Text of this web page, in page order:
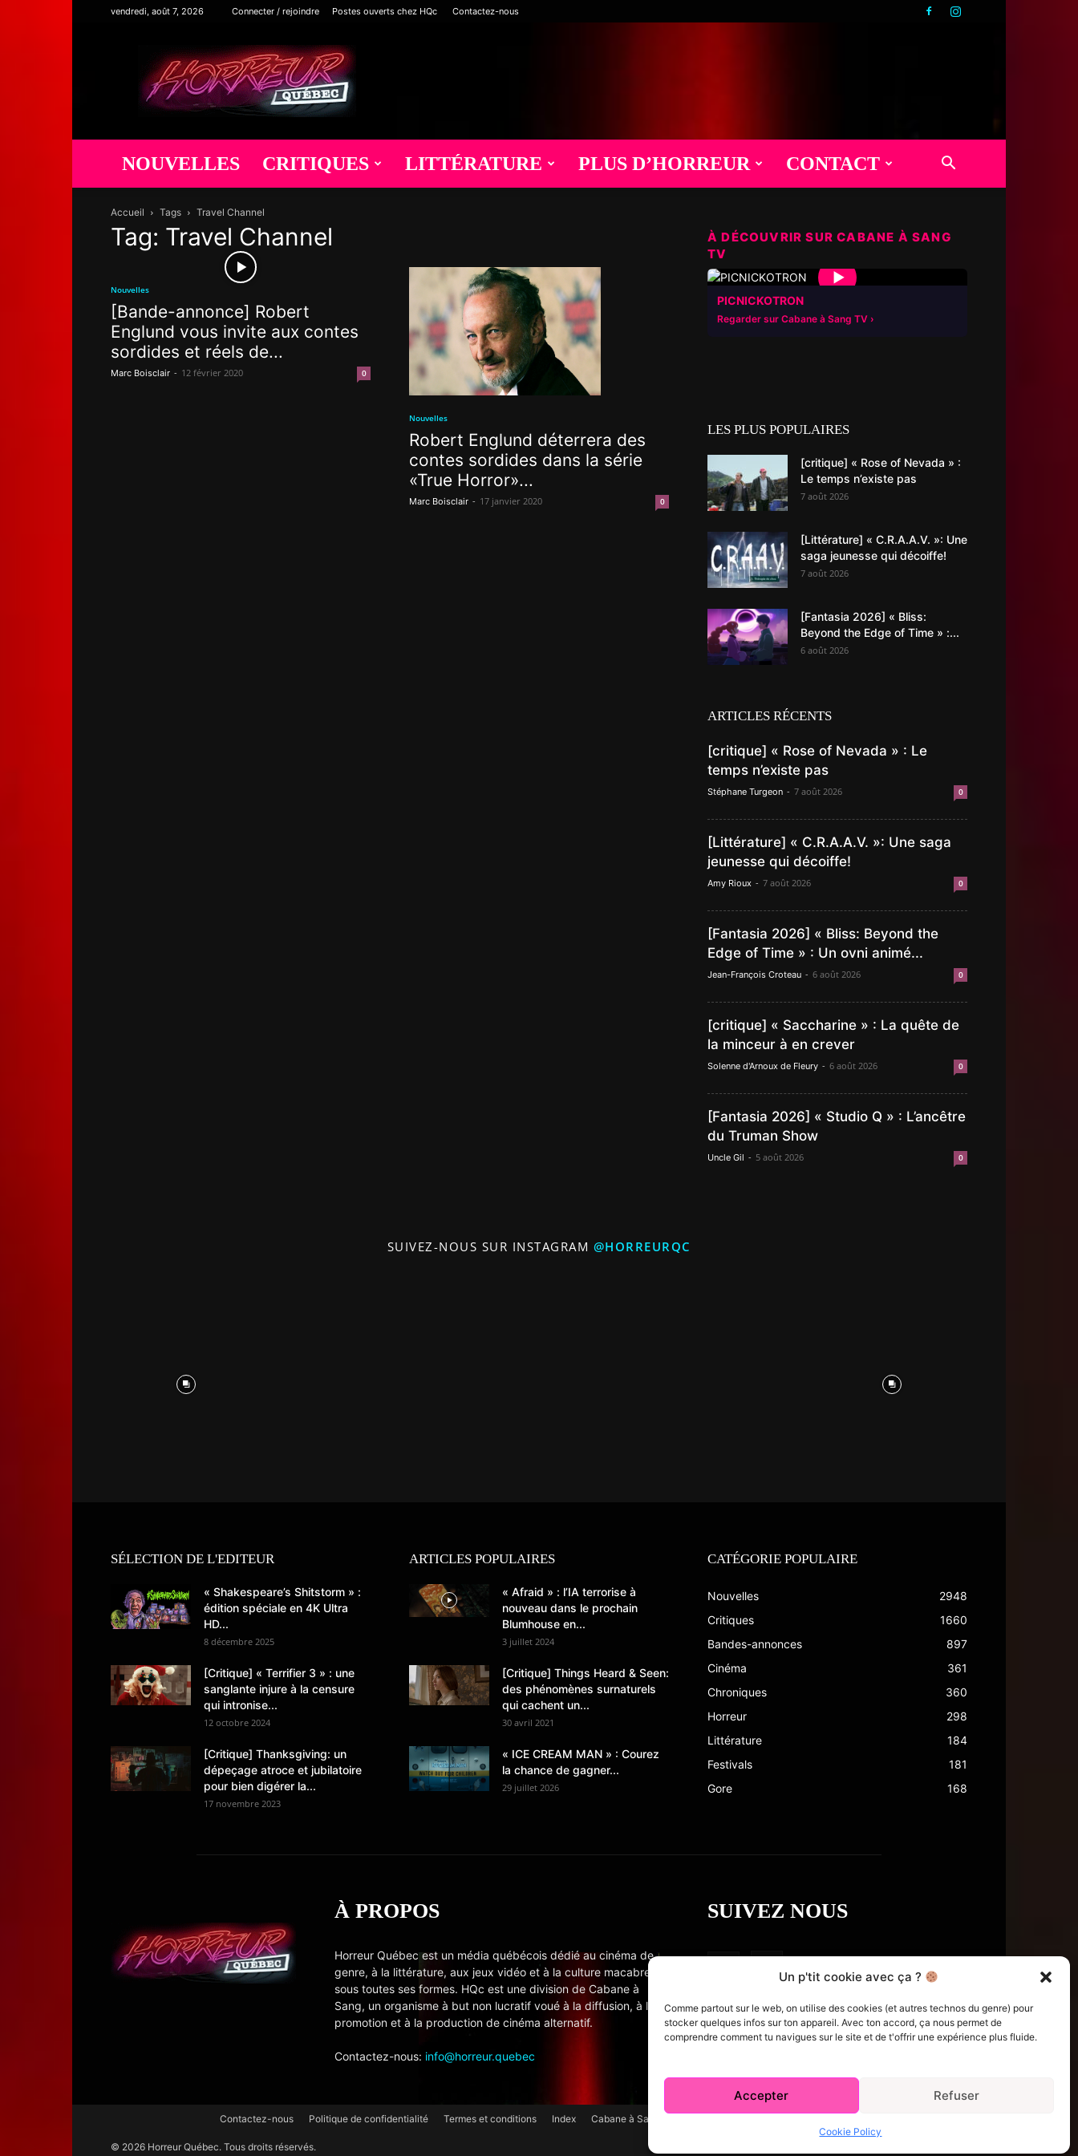
Un p'tit cookie avec ça ?
Comme partout sur le web, on utilise des cookies (et autres technos du genre) pour
stocker quelques infos sur ton appareil. Avec ton accord, ça nous permet de
comprendre comment tu navigues sur le site et de t'offrir une expérience plus fluide.
Accepter Refuser
Cookie Policy
vendredi, août 7, 2026 Connecter / rejoindre Postes ouverts chez HQc Contactez-nous
Horreur
Québec
NOUVELLES CRITIQUES LITTÉRATURE PLUS D’HORREUR CONTACT
Accueil Tags Travel Channel
Tag: Travel Channel
Nouvelles
[Bande-annonce] Robert
Englund vous invite aux contes
sordides et réels de...
Marc Boisclair - 12 février 2020 0
Nouvelles
Robert Englund déterrera des
contes sordides dans la série
«True Horror»...
Marc Boisclair - 17 janvier 2020 0
À DÉCOUVRIR SUR CABANE À SANG
TV
▶
PICNICKOTRON
Regarder sur Cabane à Sang TV
LES PLUS POPULAIRES
[critique] « Rose of Nevada » :
Le temps n’existe pas
7 août 2026
[Littérature] « C.R.A.A.V. »: Une
saga jeunesse qui décoiffe!
7 août 2026
[Fantasia 2026] « Bliss:
Beyond the Edge of Time » :...
6 août 2026
ARTICLES RÉCENTS
[critique] « Rose of Nevada » : Le
temps n’existe pas
Stéphane Turgeon - 7 août 2026 0
[Littérature] « C.R.A.A.V. »: Une saga
jeunesse qui décoiffe!
Amy Rioux - 7 août 2026 0
[Fantasia 2026] « Bliss: Beyond the
Edge of Time » : Un ovni animé...
Jean-François Croteau - 6 août 2026 0
[critique] « Saccharine » : La quête de
la minceur à en crever
Solenne d'Arnoux de Fleury - 6 août 2026 0
[Fantasia 2026] « Studio Q » : L’ancêtre
du Truman Show
Uncle Gil - 5 août 2026 0
SUIVEZ-NOUS SUR INSTAGRAM @HORREURQC
SÉLECTION DE L'EDITEUR
« Shakespeare’s Shitstorm » :
édition spéciale en 4K Ultra
HD...
8 décembre 2025
[Critique] « Terrifier 3 » : une
sanglante injure à la censure
qui intronise...
12 octobre 2024
[Critique] Thanksgiving: un
dépeçage atroce et jubilatoire
pour bien digérer la...
17 novembre 2023
ARTICLES POPULAIRES
« Afraid » : l’IA terrorise à
nouveau dans le prochain
Blumhouse en...
3 juillet 2024
[Critique] Things Heard & Seen:
des phénomènes surnaturels
qui cachent un...
30 avril 2021
« ICE CREAM MAN » : Courez
la chance de gagner...
29 juillet 2026
CATÉGORIE POPULAIRE
Nouvelles
2948
Critiques
1660
Bandes-annonces
897
Cinéma
361
Chroniques
360
Horreur
298
Littérature
184
Festivals
181
Gore
168
À PROPOS
Horreur Québec est un média québécois dédié au cinéma de
genre, à la littérature, aux jeux vidéo et à la culture macabre
sous toutes ses formes. HQc est une division de Cabane à
Sang, un organisme à but non lucratif voué à la diffusion, à la
promotion et à la production de cinéma alternatif.
Contactez-nous: info@horreur.quebec
SUIVEZ NOUS
Contactez-nous Politique de confidentialité Termes et conditions Index Cabane à Sang TV
© 2026 Horreur Québec. Tous droits réservés.